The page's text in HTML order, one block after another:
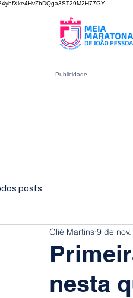
Publicidade
posts
nesta
Olié Martins 9 de